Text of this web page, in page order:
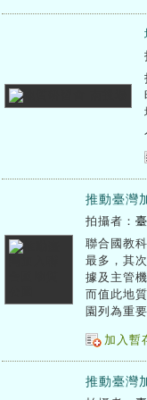
推動臺灣
拍攝者：
聯合國教
最多，其
據及主管
而值此地
園列為重
加入暫
推動臺灣